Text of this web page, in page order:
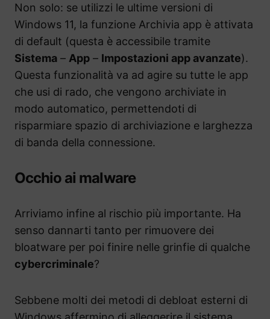
Non solo: se utilizzi le ultime versioni di
Windows 11, la funzione Archivia app è attivata
di default (questa è accessibile tramite
Sistema – App – Impostazioni app avanzate).
Questa funzionalità va ad agire su tutte le app
che usi di rado, che vengono archiviate in
modo automatico, permettendoti di
risparmiare spazio di archiviazione e larghezza
di banda della connessione.
Occhio ai malware
Arriviamo infine al rischio più importante. Ha
senso dannarti tanto per rimuovere dei
bloatware per poi finire nelle grinfie di qualche
cybercriminale?
Sebbene molti dei metodi di debloat esterni di